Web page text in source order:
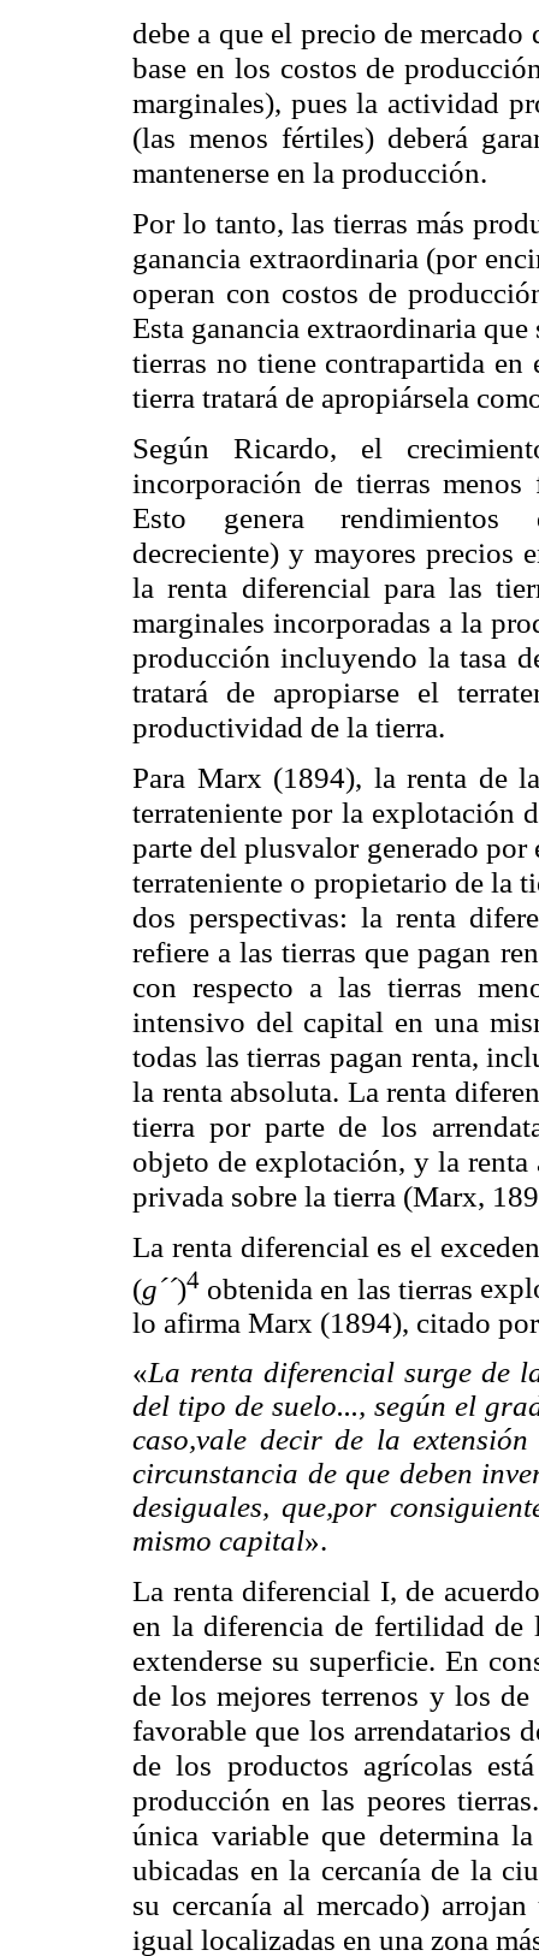
debe a que el precio de
base en los costos de
marginales), pues la actividad
(las menos fértiles) deberá
mantenerse en la producción.
Por lo tanto, las tierras más
ganancia extraordinaria (por
operan con costos de
Esta ganancia extraordinaria
tierras no tiene contrapartida
tierra tratará de apropiársela
Según Ricardo, el
incorporación de tierras
Esto genera rendimientos
decreciente) y mayores precios
la renta diferencial para las
marginales incorporadas a la
producción incluyendo la tasa
tratará de apropiarse el
productividad de la tierra.
Para Marx (1894), la renta de
terrateniente por la explotación
parte delplusvalorgenerado por
terrateniente o propietario de la
dos perspectivas: la renta
refiere a las tierras que pagan
con respecto a las tierras
intensivo del capital en una
todas las tierras pagan renta,
la renta absoluta. La renta
tierra por parte de los
objeto de explotación, y la
privada sobre la tierra (Marx,
La renta diferencial es el
(g´´)4 obtenida en las tierras
lo afirma Marx (1894), citado
«La renta diferencial surge de
del tipo de suelo..., según el
caso,vale decir de la
circunstancia de que deben
desiguales,que,por
mismo capital».
La renta diferencial I, de
en la diferencia de fertilidad
extenderse su superficie. En
de los mejores terrenos y los
favorable que los arrendatarios
de los productos agrícolas
producción en las peores
única variable que determina
ubicadas en la cercanía de la
su cercanía al mercado)
igual localizadas en una zona